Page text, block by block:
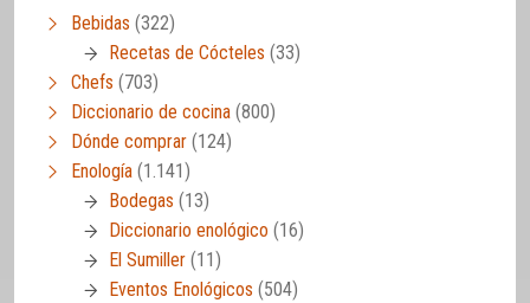
Bebidas (322)
Recetas de Cócteles (33)
Chefs (703)
Diccionario de cocina (800)
Dónde comprar (124)
Enología (1.141)
Bodegas (13)
Diccionario enológico (16)
El Sumiller (11)
Eventos Enológicos (504)